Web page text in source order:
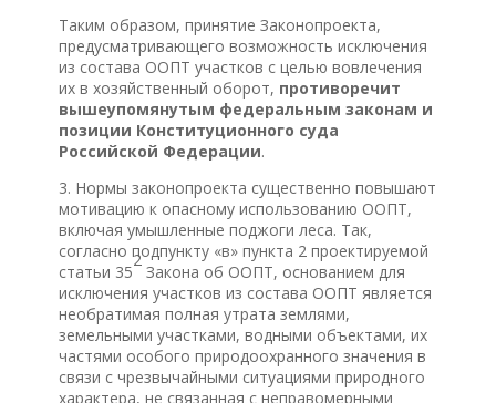
Таким образом, принятие Законопроекта,
предусматривающего возможность исключения
из состава ООПТ участков с целью вовлечения
их в хозяйственный оборот, противоречит
вышеупомянутым федеральным законам и
позиции Конституционного суда
Российской Федерации.
3. Нормы законопроекта существенно повышают
мотивацию к опасному использованию ООПТ,
включая умышленные поджоги леса. Так,
согласно подпункту «в» пункта 2 проектируемой
статьи 35
2
Закона об ООПТ, основанием для
исключения участков из состава ООПТ является
необратимая полная утрата землями,
земельными участками, водными объектами, их
частями особого природоохранного значения в
связи с чрезвычайными ситуациями природного
характера, не связанная с неправомерными